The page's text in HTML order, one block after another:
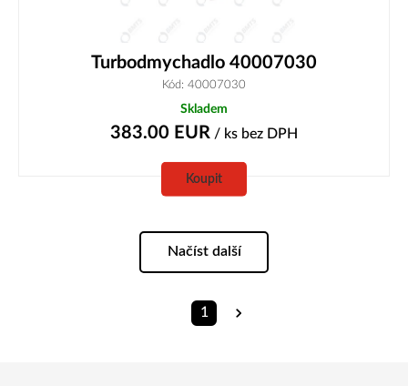
Turbodmychadlo 40007030
Kód: 40007030
Skladem
383.00 EUR / ks bez DPH
Koupit
Načíst další
1